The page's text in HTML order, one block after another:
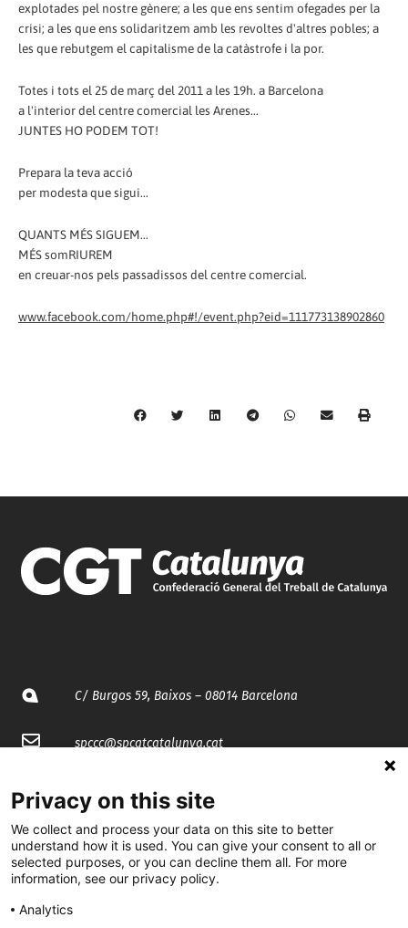
explotades pel nostre gènere; a les que ens sentim ofegades per la
crisi; a les que ens solidaritzem amb les revoltes d'altres pobles; a
les que rebutgem el capitalisme de la catàstrofe i la por.
Totes i tots el 25 de març del 2011 a les 19h. a Barcelona
a l'interior del centre comercial les Arenes...
JUNTES HO PODEM TOT!
Prepara la teva acció
per modesta que sigui...
QUANTS MÉS SIGUEM...
MÉS somRIUREM
en creuar-nos pels passadissos del centre comercial.
www.facebook.com/home.php#!/event.php?eid=111773138902860
C/ Burgos 59, Baixos – 08014 Barcelona
spccc@spcgtcatalunya.cat
@CGTCatalunya
cgtcatalunya
CGTCatalunya
Privacy on this site
We collect and process your data on this site to better
understand how it is used. You can give your consent to all or
selected purposes, or you can decline them all. For more
information, see our privacy policy.
Analytics